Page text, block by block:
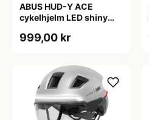
ABUS HUD-Y ACE
cykelhjelm LED shiny
999,00 kr